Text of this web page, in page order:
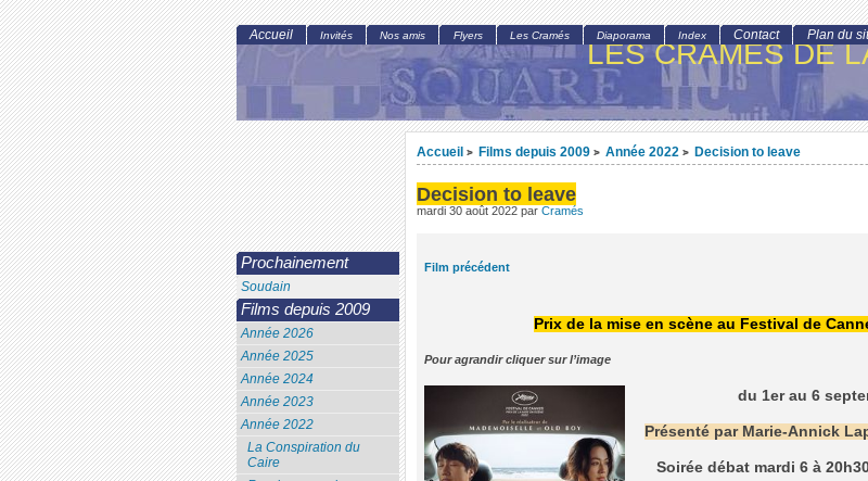
LES CRAMÉS DE
Accueil > Films depuis 2009 > Année 2022 > Decision to leave
Decision to leave
mardi 30 août 2022 par Cramés
Film précédent
Prix de la mise en scène au Festival de
Pour agrandir cliquer sur l’image
du 1er au 6
Présenté par Marie-Annick
Soirée débat mardi 6 à
Accueil Invités Nos amis Flyers Les Cramés Diaporama Index Contact Plan du
Prochainement
Soudain
Films depuis 2009
Année 2026
Année 2025
Année 2024
Année 2023
Année 2022
La Conspiration du
Caire